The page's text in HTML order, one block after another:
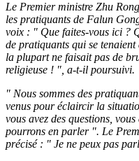
Le Premier ministre Zhu
les pratiquants de Falun
voix : " Que faites-vous ici ?
de pratiquants qui se
la plupart ne faisait pas de
religieuse ! ", a-t-il poursuivi.
" Nous sommes des
venus pour éclaircir la
vous avez des questions,
pourrons en parler ". Le
précisé : " Je ne peux pas